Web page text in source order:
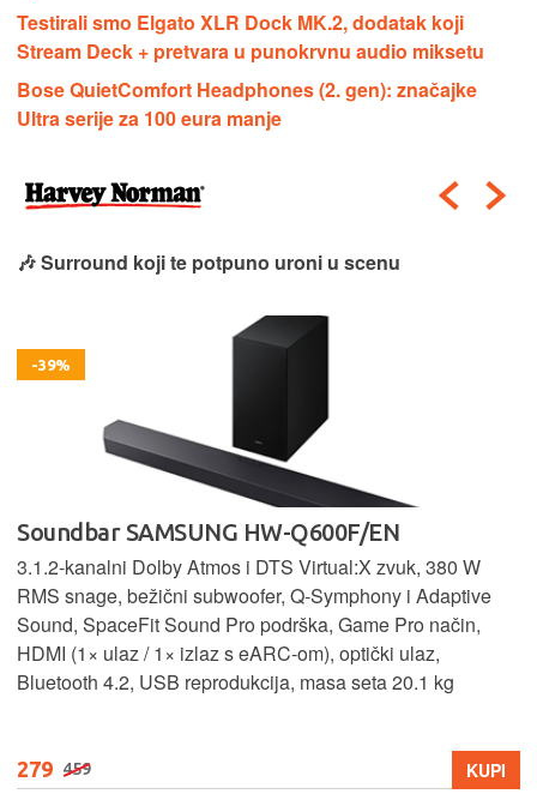
Testirali smo Elgato XLR Dock MK.2, dodatak koji
Stream Deck + pretvara u punokrvnu audio miksetu
Bose QuietComfort Headphones (2. gen): značajke
Ultra serije za 100 eura manje
🎶 Surround koji te potpuno uroni u scenu
-39%
Soundbar SAMSUNG HW-Q600F/EN
3.1.2‑kanalni Dolby Atmos i DTS Virtual:X zvuk, 380 W
RMS snage, bežični subwoofer, Q‑Symphony i Adaptive
Sound, SpaceFit Sound Pro podrška, Game Pro način,
HDMI (1× ulaz / 1× izlaz s eARC‑om), optički ulaz,
Bluetooth 4.2, USB reprodukcija, masa seta 20.1 kg
279 459 KUPI